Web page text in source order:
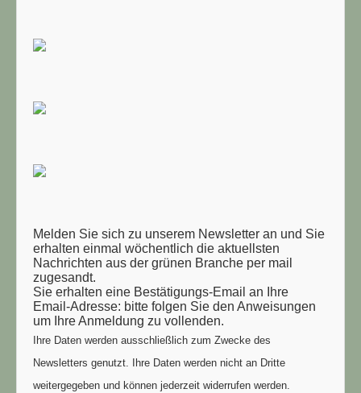
Melden Sie sich zu unserem Newsletter an und Sie
erhalten einmal wöchentlich die aktuellsten
Nachrichten aus der grünen Branche per mail
zugesandt.
Sie erhalten eine Bestätigungs-Email an Ihre
Email-Adresse: bitte folgen Sie den Anweisungen
um Ihre Anmeldung zu vollenden.
Ihre Daten werden ausschließlich zum Zwecke des
Newsletters genutzt. Ihre Daten werden nicht an Dritte
weitergegeben und können jederzeit widerrufen werden.